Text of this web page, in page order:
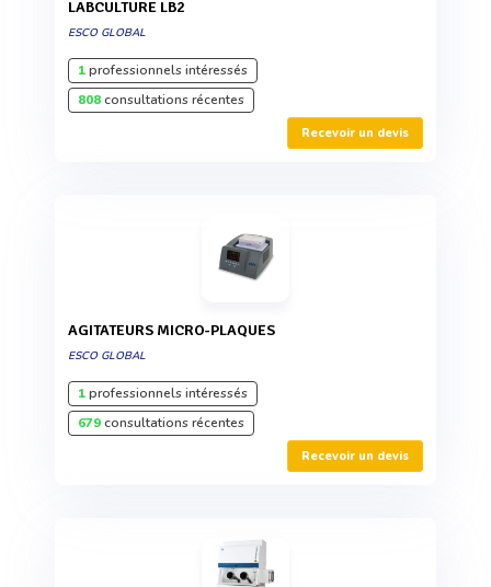
LABCULTURE LB2
ESCO GLOBAL
1professionnels intéressés
808consultations récentes
Recevoir un devis
AGITATEURS MICRO-PLAQUES
ESCO GLOBAL
1professionnels intéressés
679consultations récentes
Recevoir un devis